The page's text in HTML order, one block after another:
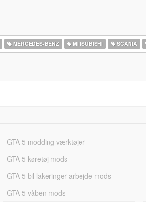
MERCEDES-BENZ MITSUBISHI SCANIA
GTA 5 modding værktøjer
GTA 5 køretøj mods
GTA 5 bil lakeringer arbejde mods
GTA 5 våben mods